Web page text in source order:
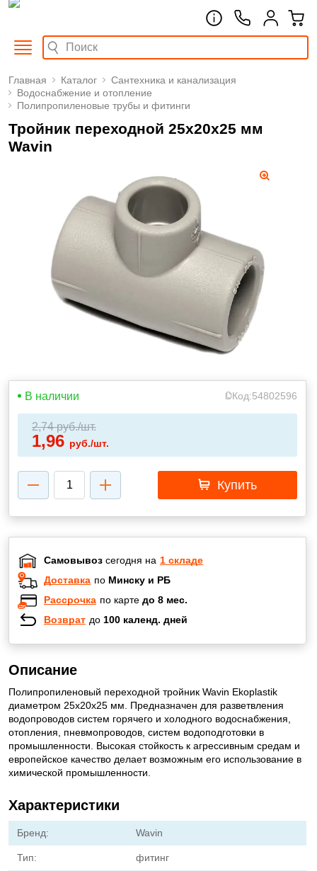
Главная Каталог
Сантехника и канализация
Водоснабжение и отопление
Полипропиленовые трубы и фитинги
Тройник переходной 25х20х25 мм
Wavin
В наличии Код:54802596
2,74руб./шт.
1,96 руб./шт.
Купить
Самовывоз сегодня на 1 складе
Доставка по Минску и РБ
Рассрочка по карте до 8 мес.
Возврат до 100 календ. дней
Описание
Полипропиленовый переходной тройник Wavin Ekoplastik
диаметром 25x20x25 мм. Предназначен для разветвления
водопроводов систем горячего и холодного водоснабжения,
отопления, пневмопроводов, систем водоподготовки в
промышленности. Высокая стойкость к агрессивным средам и
европейское качество делает возможным его использование в
химической промышленности.
Характеристики
Бренд: Wavin
Тип: фитинг